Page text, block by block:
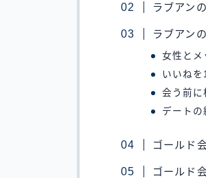
ラブアン
ラブアン
女性とメ
いいね
会う前に
デートの
ゴールド
ゴールド